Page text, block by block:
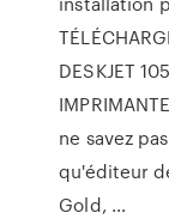
DESKJET
ne savez
qu'éditeur
Gold, …